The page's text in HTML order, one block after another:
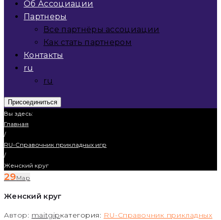
Об Ассоциации
Партнеры
Все партнёры ассоциации
Как стать партнером
Контакты
ru
ru
Присоединиться
Вы здесь:
Главная
/
RU-Справочник прикладных игр
/
Женский круг
29Мар
Женский круг
Автор: maitgipкатегория: RU-Справочник прикладных